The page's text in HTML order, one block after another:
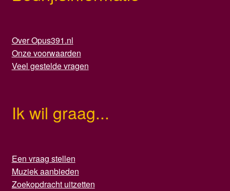
Over Opus391.nl
Onze voorwaarden
Veel gestelde vragen
Ik wil graag...
Een vraag stellen
Muziek aanbieden
Zoekopdracht uitzetten